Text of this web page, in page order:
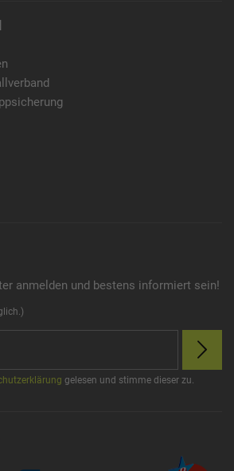
anmelden und bestens informiert sein!
gelesen und stimme dieser zu.